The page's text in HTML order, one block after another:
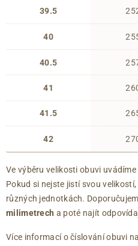
39.5
40
40.5
41
41.5
42
Ve výběru velikosti obuvi uvádíme
Pokud si nejste jistí svou
různých jednotkách.
milimetrech a poté najít
Více informací o číslování obuvi